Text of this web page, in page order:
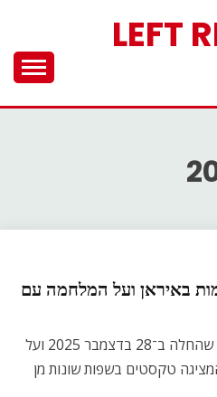
LEFT
באיראן ועל המלחמה עם
אסופה על ההתקוממות באיראן שהחלה ב־28 בדצמבר 2025 ועל
טקסטים בשפות שונות מן